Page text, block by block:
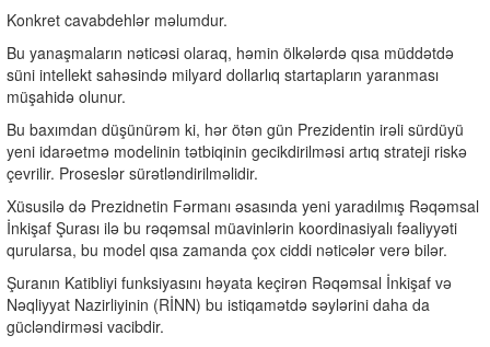
Konkret cavabdehlər məlumdur.
Bu yanaşmaların nəticəsi olaraq, həmin ölkələrdə qısa müddətdə
süni intellekt sahəsində milyard dollarlıq startapların yaranması
müşahidə olunur.
Bu baxımdan düşünürəm ki, hər ötən gün Prezidentin irəli sürdüyü
yeni idarəetmə modelinin tətbiqinin gecikdirilməsi artıq strateji riskə
çevrilir. Proseslər sürətləndirilməlidir.
Xüsusilə də Prezidnetin Fərmanı əsasında yeni yaradılmış Rəqəmsal
İnkişaf Şurası ilə bu rəqəmsal müavinlərin koordinasiyalı fəaliyyəti
qurularsa, bu model qısa zamanda çox ciddi nəticələr verə bilər.
Şuranın Katibliyi funksiyasını həyata keçirən Rəqəmsal İnkişaf və
Nəqliyyat Nazirliyinin (RİNN) bu istiqamətdə səylərini daha da
gücləndirməsi vacibdir.